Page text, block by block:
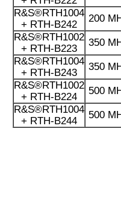
R&S®RTH1004
+ RTH-B242
200
R&S®RTH1002
+ RTH-B223
350
R&S®RTH1004
+ RTH-B243
350
R&S®RTH1002
+ RTH-B224
500
R&S®RTH1004
+ RTH-B244
500